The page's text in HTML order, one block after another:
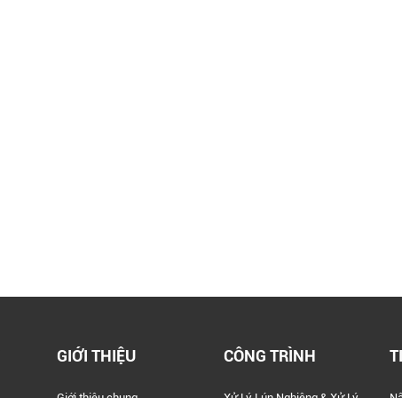
GIỚI THIỆU CÔNG TRÌNH